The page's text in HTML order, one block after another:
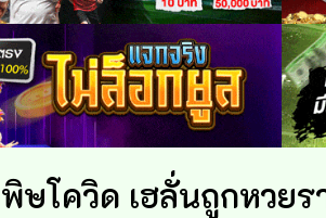
โควิด เฮลั่นถูกหวยร